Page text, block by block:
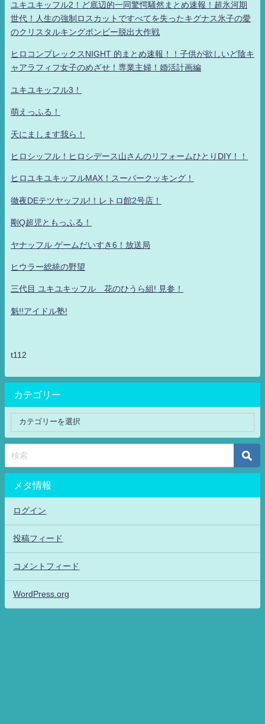
ユキユキッフル2！ど底辺的一同驚愕騒然まとめ速報！超氷河期
世代！人生の強制ロスカットですべてを失ったキグナス氷子の愛
のクリスタルキングボンビー脱出大作戦
ヒロコンプレックスNIGHT 的まとめ速報！！子供が欲しいど陰キ
ャアラフィフ女子のめざせ！専業主婦！婚活計画編
ユキユキッフル3！
萌えっふる！
天にまします我ら！
ヒロシッフル！ヒロシデース山さんのリフォームひとりDIY！！
ヒロユキユキッフルMAX！スーパークッキング！
徹夜DEテツヤッフル!！レトロ館2号店！
剛Q超児ともっふる！
ヤナッフル ゲームだいすき6！放送局
ヒウラー総統の野望
三代目 ユキユキッフル 花のひうら組! 見参！
魁!!アイドル塾!
t112
カテゴリー
メタ情報
ログイン
投稿フィード
コメントフィード
WordPress.org